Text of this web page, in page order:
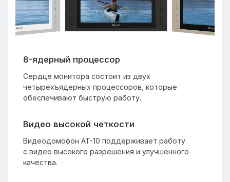
8-ядерный процессор
Сердце монитора состоит из двух
четырехъядерных процессоров, которые
обеспечивают быструю работу.
Видео высокой четкости
Видеодомофон AT-10 поддерживает работу
с видео высокого разрешения и улучшенного
качества.